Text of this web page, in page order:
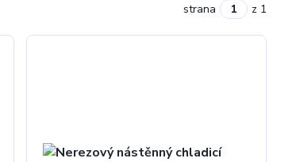
strana z 1